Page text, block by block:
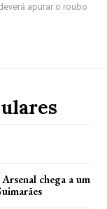
apurar o roubo
chega a um